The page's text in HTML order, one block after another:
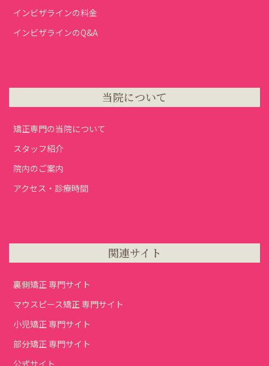
インビザラインの料金
インビザラインのQ&A
当院について
矯正専門の当院について
スタッフ紹介
院内のご案内
アクセス・診療時間
関連サイト
裏側矯正 専門サイト
マウスピース矯正 専門サイト
小児矯正 専門サイト
部分矯正 専門サイト